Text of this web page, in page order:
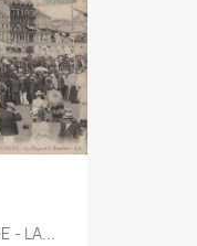
- LA...